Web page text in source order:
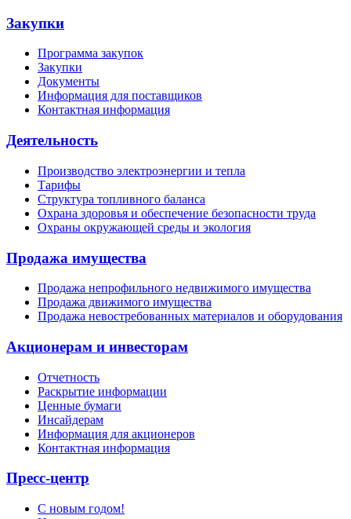
Закупки
Программа закупок
Закупки
Документы
Информация для поставщиков
Контактная информация
Деятельность
Производство электроэнергии и тепла
Тарифы
Структура топливного баланса
Охрана здоровья и обеспечение безопасности труда
Охраны окружающей среды и экология
Продажа имущества
Продажа непрофильного недвижимого имущества
Продажа движимого имущества
Продажа невостребованных материалов и оборудования
Акционерам и инвесторам
Отчетность
Раскрытие информации
Ценные бумаги
Инсайдерам
Информация для акционеров
Контактная информация
Пресс-центр
С новым годом!